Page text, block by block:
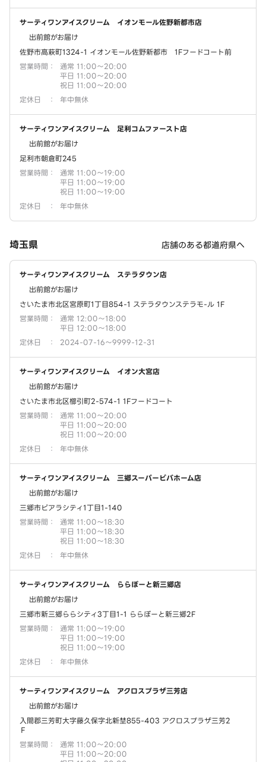
サーティワンアイスクリーム イオンモール佐野新都市店
出前館がお届け
佐野市高萩町1324-1 イオンモール佐野新都市 1Fフードコート前
営業時間 ：
通常 11:00～20:00
平日 11:00～20:00
祝日 11:00～20:00
定休日
： 年中無休
サーティワンアイスクリーム 足利コムファースト店
出前館がお届け
足利市朝倉町245
営業時間 ：
通常 11:00～19:00
平日 11:00～19:00
祝日 11:00～19:00
定休日
： 年中無休
埼玉県 店舗のある都道府県へ
サーティワンアイスクリーム ステラタウン店
出前館がお届け
さいたま市北区宮原町1丁目854-1 ステラタウンステラモ-ル 1F
営業時間 ：
通常 12:00～18:00
平日 12:00～18:00
定休日
： 2024-07-16～9999-12-31
サーティワンアイスクリーム イオン大宮店
出前館がお届け
さいたま市北区櫛引町2-574-1 1Fフードコート
営業時間 ：
通常 11:00～20:00
平日 11:00～20:00
祝日 11:00～20:00
定休日
： 年中無休
サーティワンアイスクリーム 三郷スーパービバホーム店
出前館がお届け
三郷市ピアラシティ1丁目1-140
営業時間 ：
通常 11:00～18:30
平日 11:00～18:30
祝日 11:00～18:30
定休日
： 年中無休
サーティワンアイスクリーム ららぽーと新三郷店
出前館がお届け
三郷市新三郷ららシティ3丁目1-1 ららぽーと新三郷2F
営業時間 ：
通常 11:00～19:00
平日 11:00～19:00
祝日 11:00～19:00
定休日
： 年中無休
サーティワンアイスクリーム アクロスプラザ三芳店
出前館がお届け
入間郡三芳町大字藤久保字北新埜855-403 アクロスプラザ三芳2
Ｆ
営業時間 ：
通常 11:00～20:00
平日 11:00～20:00